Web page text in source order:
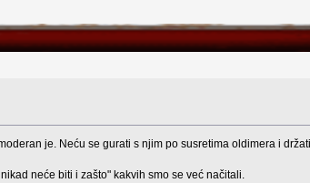
je. Neću se gurati s njim po susretima oldimera i
neće biti i zašto" kakvih smo se već načitali.